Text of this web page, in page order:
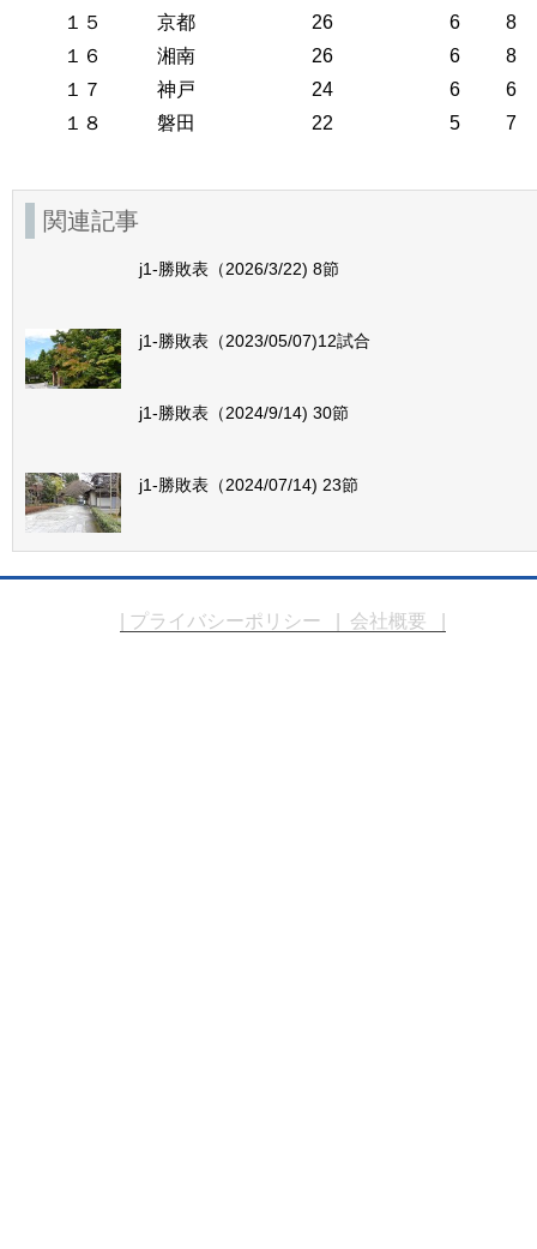
１５
京都 26 6
8
１６
湘南 26 6
8
１７
神戸 24 6
6
１８
磐田 22 5 7
関連記事
j1-勝敗表（2026/3/22) 8節
j1-勝敗表（2023/05/07)12試合
j1-勝敗表（2024/9/14) 30節
j1-勝敗表（2024/07/14) 23節
| プライバシーポリシー
| 会社概要 |